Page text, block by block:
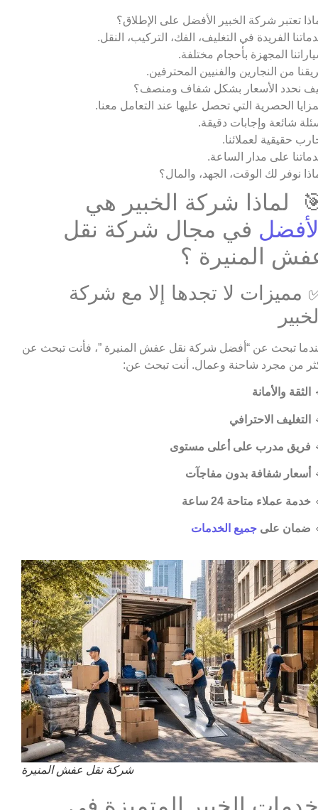
تعتبر شركة الخبير الأفضل على الإطلاق؟
الفريدة في التغليف، الفك، التركيب، النقل.
المجهزة بأحجام مختلفة.
من النجارين والفنيين المحترفين.
نحدد الأسعار بشكل شفاف ومنصف؟
الحصرية التي تحصل عليها عند التعامل معنا.
شائعة وإجابات دقيقة.
حقيقية لعملائنا.
على مدار الساعة.
نوفر لك الوقت، الجهد، والمال؟
لماذا شركة الخبير هي
في مجال شركة نقل
المنيرة ؟
مميزات لا تجدها إلا مع شركة
تبحث عن “أفضل شركة نقل عفش المنيرة ”، فأنت تبحث عن
من مجرد شاحنة وعمال. أنت تبحث عن:
الثقة والأمانة
التغليف الاحترافي
فريق مدرب على أعلى مستوى
أسعار شفافة بدون مفاجآت
خدمة عملاء متاحة 24 ساعة
ضمان على جميع الخدمات
شركة نقل عفش المنيرة